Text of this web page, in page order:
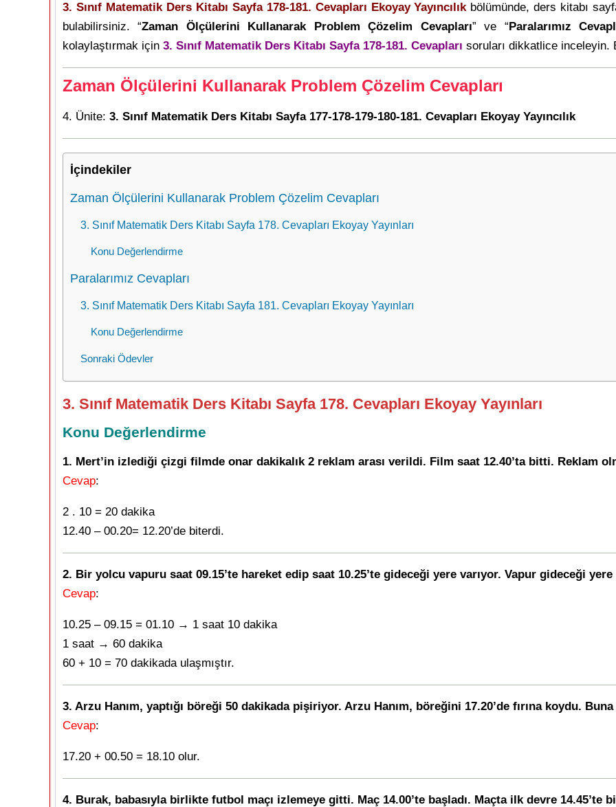
3. Sınıf Matematik Ders Kitabı Sayfa 178-181. Cevapları Ekoyay Yayıncılıkbölümünde, ders kitabı
bulabilirsiniz. “Zaman Ölçülerini Kullanarak Problem Çözelim Cevapları” ve “Paralarımız
kolaylaştırmak için 3. Sınıf Matematik Ders Kitabı Sayfa 178-181. Cevapları soruları dikkatlice inceleyin.
Zaman Ölçülerini Kullanarak Problem Çözelim Cevapları
4. Ünite: 3. Sınıf Matematik Ders Kitabı Sayfa 177-178-179-180-181. Cevapları Ekoyay Yayıncılık
İçindekiler
Zaman Ölçülerini Kullanarak Problem Çözelim Cevapları
3. Sınıf Matematik Ders Kitabı Sayfa 178. Cevapları Ekoyay Yayınları
Konu Değerlendirme
Paralarımız Cevapları
3. Sınıf Matematik Ders Kitabı Sayfa 181. Cevapları Ekoyay Yayınları
Konu Değerlendirme
Sonraki Ödevler
3. Sınıf Matematik Ders Kitabı Sayfa 178. Cevapları Ekoyay Yayınları
Konu Değerlendirme
1. Mert’in izlediği çizgi filmde onar dakikalık 2 reklam arası verildi. Film saat 12.40’ta bitti. Reklam
Cevap:
2 . 10 = 20 dakika
12.40 – 00.20= 12.20’de biterdi.
2. Bir yolcu vapuru saat 09.15’te hareket edip saat 10.25’te gideceği yere varıyor. Vapur gideceği yere
Cevap:
10.25 – 09.15 = 01.10 → 1 saat 10 dakika
1 saat → 60 dakika
60 + 10 = 70 dakikada ulaşmıştır.
3. Arzu Hanım, yaptığı böreği 50 dakikada pişiriyor. Arzu Hanım, böreğini 17.20’de fırına koydu.
Cevap:
17.20 + 00.50 = 18.10 olur.
4. Burak, babasıyla birlikte futbol maçı izlemeye gitti. Maç 14.00’te başladı. Maçta ilk devre 14.45’te